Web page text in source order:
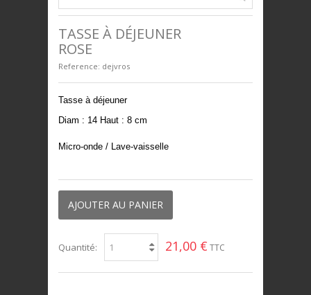
TASSE À DÉJEUNER
ROSE
Reference: dejvros
Tasse à déjeuner
Diam : 14 Haut : 8 cm
Micro-onde / Lave-vaisselle
AJOUTER AU PANIER
Quantité: 21,00 € TTC